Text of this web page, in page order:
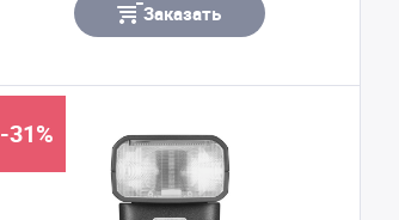
Заказать
-31%